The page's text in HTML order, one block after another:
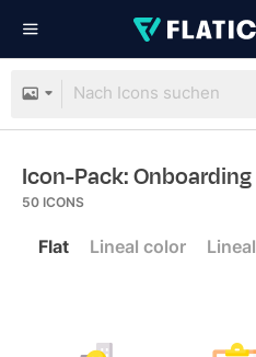
Icon-Pack: Onboarding
50 ICONS
Flat Lineal color Lineal